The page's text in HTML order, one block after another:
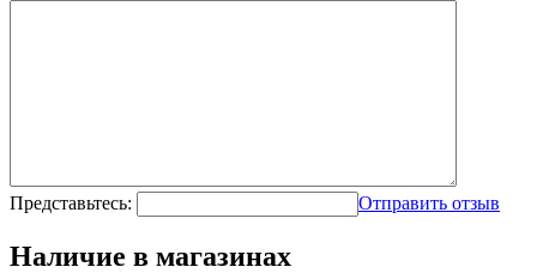
Представьтесь: Отправить отзыв
Наличие в магазинах